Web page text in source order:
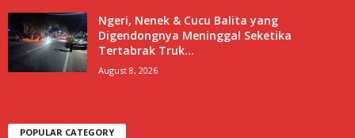
Ngeri, Nenek & Cucu Balita yang
Digendongnya Meninggal Seketika
Tertabrak Truk...
August 8, 2026
POPULAR CATEGORY